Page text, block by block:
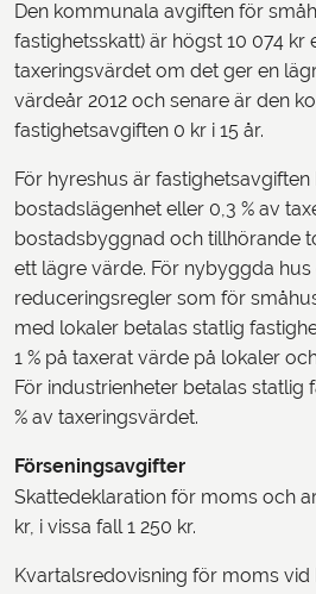
Den kommunala avgiften för
fastighetsskatt) är högst 10 074 kr
taxeringsvärdet om det ger en
värdeår 2012 och senare är den
fastighetsavgiften 0 kr i 15 år.
För hyreshus är fastighetsavgiften
bostadslägenhet eller 0,3 % av
bostadsbyggnad och tillhörande
ett lägre värde. För nybyggda
reduceringsregler som för
med lokaler betalas statlig
1 % på taxerat värde på lokaler
För industrienheter betalas statlig
% av taxeringsvärdet.
Förseningsavgifter
Skattedeklaration för moms och
kr, i vissa fall 1 250 kr.
Kvartalsredovisning för moms